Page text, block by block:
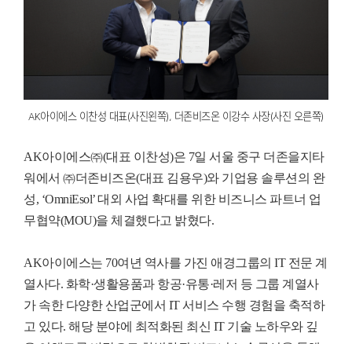
AK아이에스 이찬성 대표(사진왼쪽), 더존비즈온 이강수 사장(사진 오른쪽)
AK아이에스㈜(대표 이찬성)은 7일 서울 중구 더존을지타
워에서 ㈜더존비즈온(대표 김용우)와 기업용 솔루션의 완
성, ‘OmniEsol’대외 사업 확대를 위한 비즈니스 파트너 업
무협약(MOU)을 체결했다고 밝혔다.
AK아이에스는 70여년 역사를 가진 애경그룹의 IT 전문 계
열사다. 화학·생활용품과 항공·유통·레저 등 그룹 계열사
가 속한 다양한 산업군에서 IT서비스 수행 경험을 축적하
고 있다. 해당 분야에 최적화된 최신 IT 기술 노하우와 깊